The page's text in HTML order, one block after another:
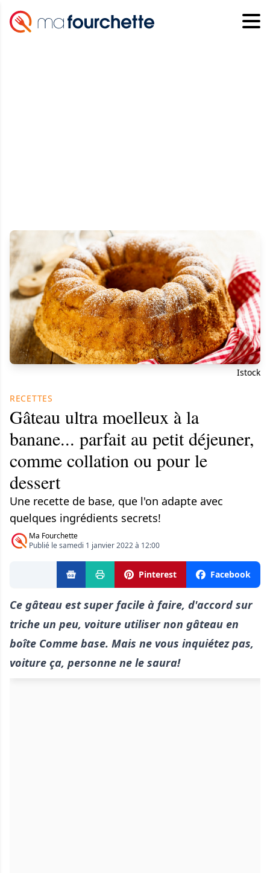
Istock
RECETTES
Gâteau ultra moelleux à la
banane... parfait au petit déjeuner,
comme collation ou pour le
dessert
Une recette de base, que l'on adapte avec
quelques ingrédients secrets!
Ma Fourchette
Publié le samedi 1 janvier 2022 à 12:00
Pinterest Facebook
Ce gâteau est super facile à faire, d'accord sur
triche un peu, voiture utiliser non gâteau en
boîte Comme base. Mais ne vous inquiétez pas,
voiture ça, personne ne le saura!